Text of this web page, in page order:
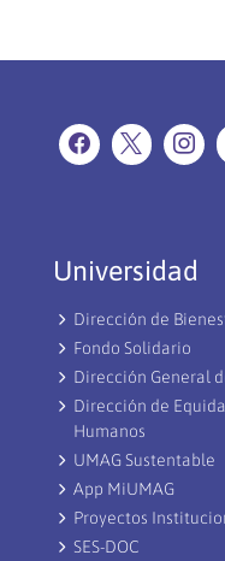
Universidad
Dirección de
Fondo Solidario
Dirección General
Dirección de
Humanos
UMAG Sustentable
App MiUMAG
Proyectos
SES-DOC